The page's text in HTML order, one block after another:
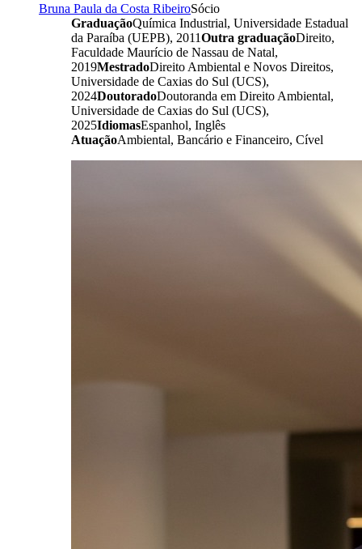
Bruna Paula da Costa RibeiroSócio
GraduaçãoQuímica Industrial, Universidade Estadual
da Paraíba (UEPB), 2011Outra graduaçãoDireito,
Faculdade Maurício de Nassau de Natal,
2019MestradoDireito Ambiental e Novos Direitos,
Universidade de Caxias do Sul (UCS),
2024DoutoradoDoutoranda em Direito Ambiental,
Universidade de Caxias do Sul (UCS),
2025IdiomasEspanhol, Inglês
AtuaçãoAmbiental, Bancário e Financeiro, Cível